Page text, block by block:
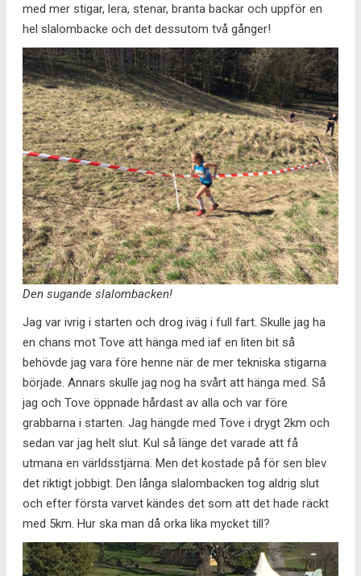
med mer stigar, lera, stenar, branta backar och uppför en
hel slalombacke och det dessutom två gånger!
Den sugande slalombacken!
Jag var ivrig i starten och drog iväg i full fart. Skulle jag ha
en chans mot Tove att hänga med iaf en liten bit så
behövde jag vara före henne när de mer tekniska stigarna
började. Annars skulle jag nog ha svårt att hänga med. Så
jag och Tove öppnade hårdast av alla och var före
grabbarna i starten. Jag hängde med Tove i drygt 2km och
sedan var jag helt slut. Kul så länge det varade att få
utmana en världsstjärna. Men det kostade på för sen blev
det riktigt jobbigt. Den långa slalombacken tog aldrig slut
och efter första varvet kändes det som att det hade räckt
med 5km. Hur ska man då orka lika mycket till?